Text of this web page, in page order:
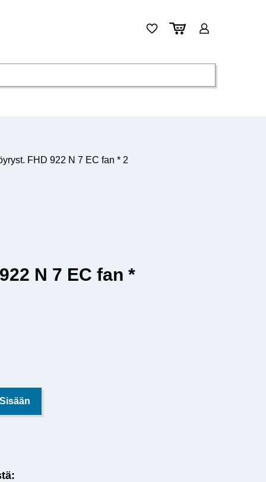
FHD 922 N 7 EC fan * 2
N 7 EC fan *